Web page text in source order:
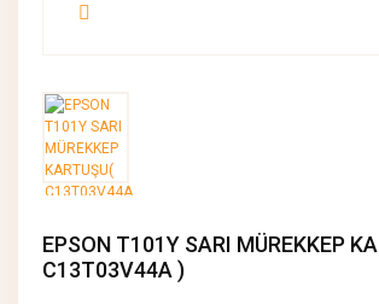
EPSON T101Y SARI MÜREKKEP
C13T03V44A )